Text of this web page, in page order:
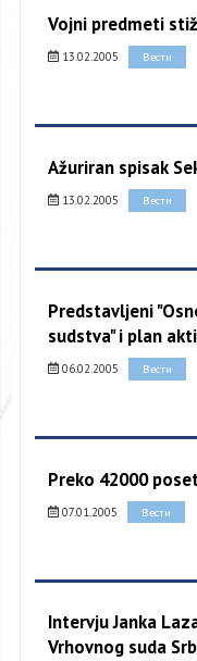
Vojni predmeti
13.02.2005 Вести
Ažuriran spisak
13.02.2005 Вести
Predstavljeni
sudstva" i plan
06.02.2005 Вести
Preko 42000
07.01.2005 Вести
Intervju Janka
Vrhovnog suda